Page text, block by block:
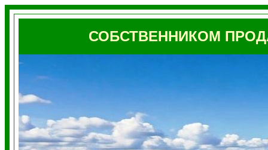
СОБСТВЕННИКОМ